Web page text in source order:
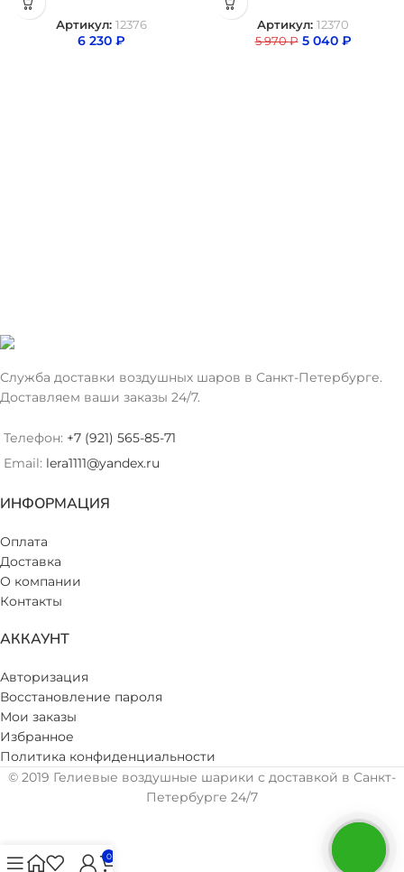
Артикул: 12376
6 230 ₽
Артикул: 12370
5 970₽ 5 040 ₽
Служба доставки воздушных шаров в Санкт-Петербурге.
Доставляем ваши заказы 24/7.
Телефон: +7 (921) 565-85-71
Email: lera1111@yandex.ru
ИНФОРМАЦИЯ
Оплата
Доставка
О компании
Контакты
АККАУНТ
Авторизация
Восстановление пароля
Мои заказы
Избранное
Политика конфиденциальности
© 2019 Гелиевые воздушные шарики с доставкой в Санкт-
Петербурге 24/7
0